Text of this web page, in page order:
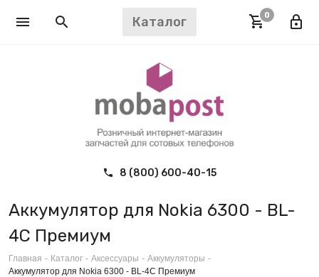
Каталог 0
8 (800) 600-40-15
Аккумулятор для Nokia 6300 - BL-
4C Премиум
Главная - Каталог - Аксессуары - Аккумуляторы -
Аккумулятор для Nokia 6300 - BL-4C Премиум